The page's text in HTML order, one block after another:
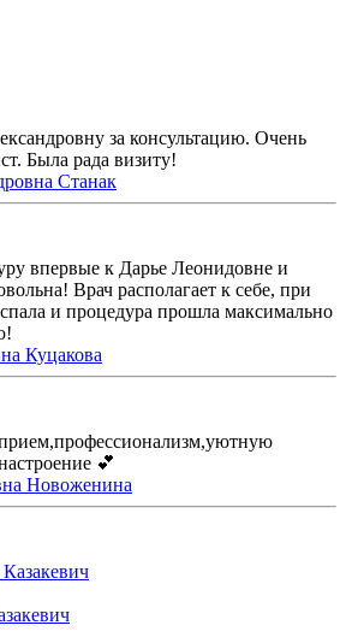
за консультацию. Очень
Была рада визиту!
Станак
впервые к Дарье Леонидовне и
Врач располагает к себе, при
спала и процедура прошла максимально
Куцакова
💕
Новоженина